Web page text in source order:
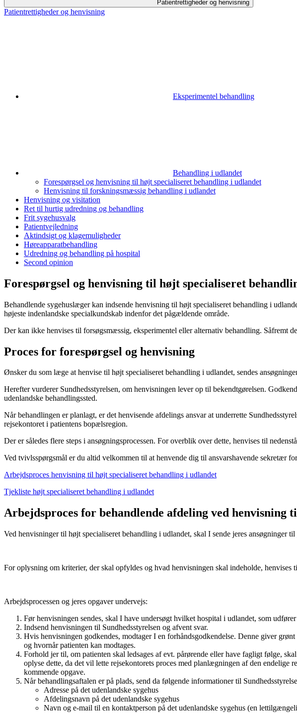
Patientrettigheder og henvisning
Patientrettigheder og henvisning
Eksperimentel behandling
Behandling i udlandet
Forespørgsel og henvisning til højt specialiseret behandling i udlandet
Henvisning til forskningsmæssig behandling i udlandet
Henvisning og visitation
Ret til hurtig udredning og behandling
Frit sygehusvalg
Patientvejledning
Aktindsigt og klagemuligheder
Høreapparatbehandling
Udredning og behandling på hospital
Second opinion
Forespørgsel og henvisning til højt specialiseret
Behandlende sygehuslæger kan indsende henvisning til højt specialiseret behandling i
højeste indenlandske specialkundskab indenfor det pågældende område.
Der kan ikke henvises til forsøgsmæssig, eksperimentel eller alternativ behandling. Såfremt
Proces for forespørgsel og henvisning
Ønsker du som læge at henvise til højt specialiseret behandling i udlandet, sendes
Herefter vurderer Sundhedsstyrelsen, om henvisningen lever op til bekendtgørelsen.
udenlandske behandlingssted.
Når behandlingen er planlagt, er det henvisende afdelings ansvar at underrette
rejsekontoret i patientens bopælsregion.
Der er således flere steps i ansøgningsprocessen. For overblik over dette, henvises til
Ved tvivlsspørgsmål er du altid velkommen til at henvende dig til ansvarshavende sekretær
Arbejdsproces henvisning til højt specialiseret behandling i udlandet
Tjekliste højt specialiseret behandling i udlandet
Arbejdsproces for behandlende afdeling ved henvisning
Ved henvisninger til højt specialiseret behandling i udlandet, skal I sende jeres ansøgninger til
For oplysning om kriterier, der skal opfyldes og hvad henvisningen skal indeholde,
Arbejdsprocessen og jeres opgaver undervejs:
Før henvisningen sendes, skal I have undersøgt hvilket hospital i udlandet, som
Indsend henvisningen til Sundhedsstyrelsen og afvent svar.
Hvis henvisningen godkendes, modtager I en forhåndsgodkendelse. Denne giver
og hvornår patienten kan modtages.
Forhold jer til, om patienten skal ledsages af evt. pårørende eller have fagligt følge,
oplyse dette, da det vil lette rejsekontorets proces med planlægningen af den endelige
kommende opgave.
Når behandlingsaftalen er på plads, send da følgende informationer til
Adresse på det udenlandske sygehus
Afdelingsnavn på det udenlandske sygehus
Navn og e-mail til en kontaktperson på det udenlandske sygehus (en